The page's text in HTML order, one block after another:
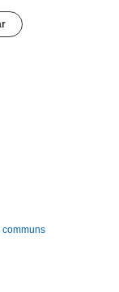
communs